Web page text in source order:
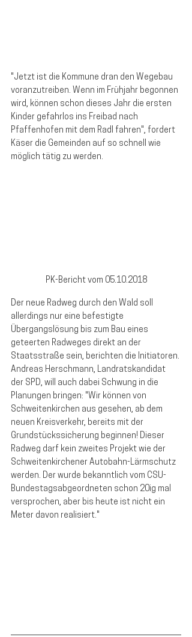
"Jetzt ist die Kommune dran den Wegebau
voranzutreiben. Wenn im Frühjahr begonnen
wird, können schon dieses Jahr die ersten
Kinder gefahrlos ins Freibad nach
Pfaffenhofen mit dem Radl fahren", fordert
Käser die Gemeinden auf so schnell wie
möglich tätig zu werden.
PK-Bericht vom 05.10.2018
Der neue Radweg durch den Wald soll
allerdings nur eine befestigte
Übergangslösung bis zum Bau eines
geteerten Radweges direkt an der
Staatsstraße sein, berichten die Initiatoren.
Andreas Herschmann, Landratskandidat
der SPD, will auch dabei Schwung in die
Planungen bringen: "Wir können von
Schweitenkirchen aus gesehen, ab dem
neuen Kreisverkehr, bereits mit der
Grundstückssicherung beginnen! Dieser
Radweg darf kein zweites Projekt wie der
Schweitenkirchener Autobahn-Lärmschutz
werden. Der wurde bekanntlich vom CSU-
Bundestagsabgeordneten schon 20ig mal
versprochen, aber bis heute ist nicht ein
Meter davon realisiert."